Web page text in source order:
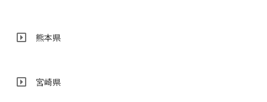
熊本県
宮崎県